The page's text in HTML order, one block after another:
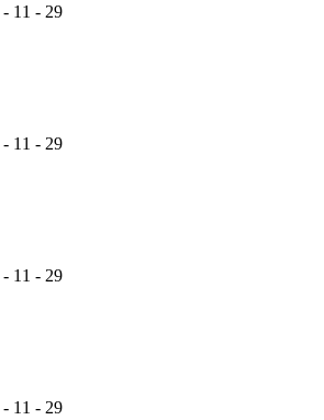
- 11 - 29
- 11 - 29
- 11 - 29
- 11 - 29